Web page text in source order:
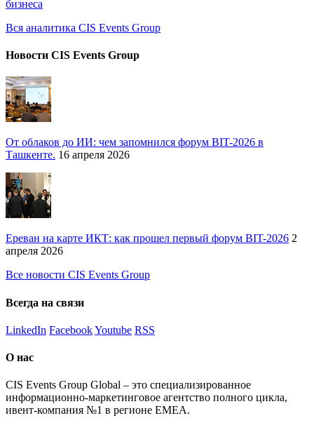
бизнеса
Вся аналитика CIS Events Group
Новости CIS Events Group
От облаков до ИИ: чем запомнился форум BIT-2026 в
Ташкенте. 16 апреля 2026
Ереван на карте ИКТ: как прошел первый форум BIT-2026 2
апреля 2026
Все новости CIS Events Group
Всегда на связи
LinkedIn FacebookYoutube RSS
О нас
CIS Events Group Global – это специализированное
информационно-маркетинговое агентство полного цикла,
ивент-компания №1 в регионе EMEA.